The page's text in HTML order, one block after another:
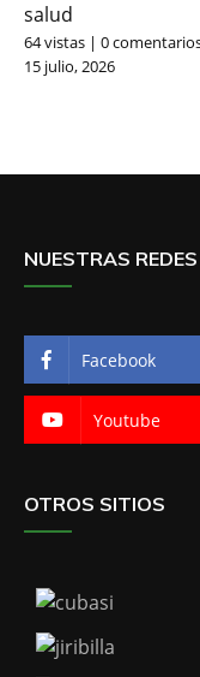
salud
64 vistas | 0
15 julio, 2026
NUESTRAS
Facebook
Youtube
OTROS SITIOS